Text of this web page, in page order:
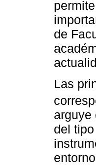
de
Las
arguye
del